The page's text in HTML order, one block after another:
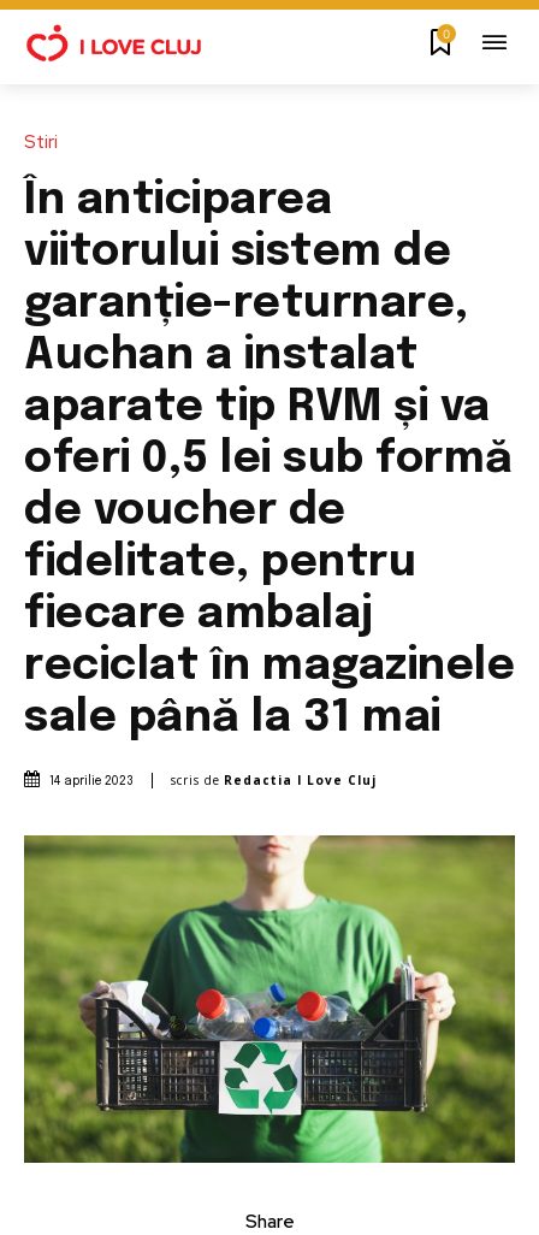
0
Stiri
În anticiparea
viitorului sistem de
garanție-returnare,
Auchan a instalat
aparate tip RVM și va
oferi 0,5 lei sub formă
de voucher de
fidelitate, pentru
fiecare ambalaj
reciclat în magazinele
sale până la 31 mai
14 aprilie 2023 scris de Redactia I Love Cluj
Share